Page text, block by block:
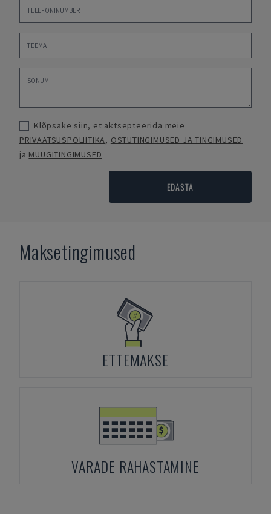
Klõpsake siin, et aktsepteerida meie
PRIVAATSUSPOLIITIKA, OSTUTINGIMUSED JA TINGIMUSED
ja MÜÜGITINGIMUSED
EDASTA
Maksetingimused
ETTEMAKSE
VARADE RAHASTAMINE